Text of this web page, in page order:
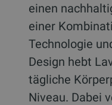
einen
einer
Technologie
Design hebt
tägliche
Niveau. Dabei